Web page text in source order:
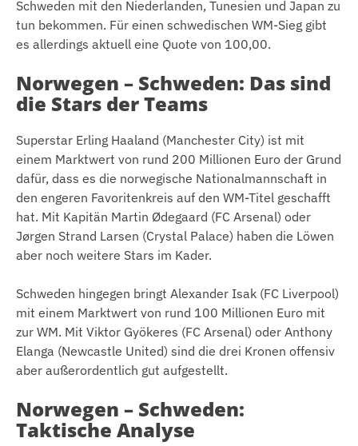
Schweden mit den Niederlanden, Tunesien und Japan zu
tun bekommen. Für einen schwedischen WM-Sieg gibt
es allerdings aktuell eine Quote von 100,00.
Norwegen – Schweden: Das sind
die Stars der Teams
Superstar Erling Haaland (Manchester City) ist mit
einem Marktwert von rund 200 Millionen Euro der Grund
dafür, dass es die norwegische Nationalmannschaft in
den engeren Favoritenkreis auf den WM-Titel geschafft
hat. Mit Kapitän Martin Ødegaard (FC Arsenal) oder
Jørgen Strand Larsen (Crystal Palace) haben die Löwen
aber noch weitere Stars im Kader.
Schweden hingegen bringt Alexander Isak (FC Liverpool)
mit einem Marktwert von rund 100 Millionen Euro mit
zur WM. Mit Viktor Gyökeres (FC Arsenal) oder Anthony
Elanga (Newcastle United) sind die drei Kronen offensiv
aber außerordentlich gut aufgestellt.
Norwegen – Schweden:
Taktische Analyse